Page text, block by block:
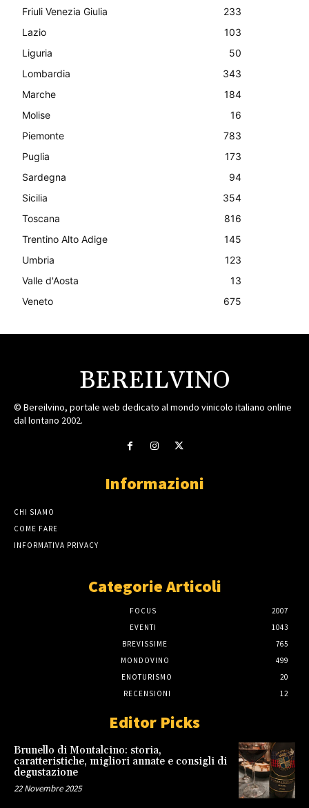
Friuli Venezia Giulia
233
Lazio
103
Liguria
50
Lombardia
343
Marche
184
Molise
16
Piemonte
783
Puglia
173
Sardegna
94
Sicilia
354
Toscana
816
Trentino Alto Adige
145
Umbria
123
Valle d'Aosta
13
Veneto
675
BEREILVINO
© Bereilvino, portale web dedicato al mondo vinicolo italiano online
dal lontano 2002.
Informazioni
CHI SIAMO
COME FARE
INFORMATIVA PRIVACY
Categorie Articoli
FOCUS
2007
EVENTI
1043
BREVISSIME
765
MONDOVINO
499
ENOTURISMO
20
RECENSIONI
12
Editor Picks
Brunello di Montalcino: storia,
caratteristiche, migliori annate e consigli di
degustazione
22 Novembre 2025